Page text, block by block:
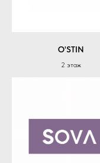
O'STIN
2 этаж